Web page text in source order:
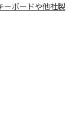
ーボードや他社製